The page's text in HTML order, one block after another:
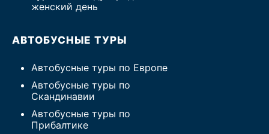
женский день
АВТОБУСНЫЕ ТУРЫ
Автобусные туры по Европе
Автобусные туры по
Скандинавии
Автобусные туры по
Прибалтике